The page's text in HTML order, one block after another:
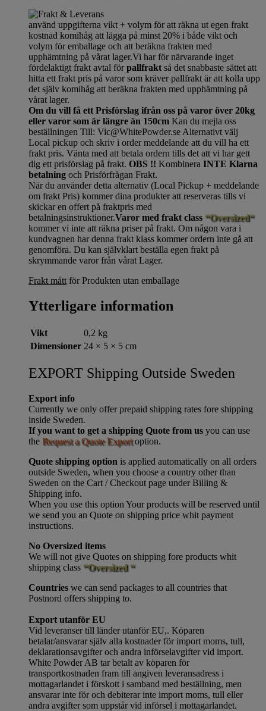
använd uppgifterna vikt + volym för att räkna ut egen frakt
kostnad komihåg att lägga på minst 20% i både vikt och
volym för emballage och att beräkna frakten med
upphämtning på vårat lager.Vi har för närvarande inget
fördelaktigt frakt avtal förpallfrakt så det snabbaste sättet att
hitta ett frakt pris på varor som kräver pallfrakt är att kolla upp
det själv komihåg att beräkna frakten med upphämtning på
vårat lager.
Om du vill få ett Prisförslag ifrån oss på varor över 20kg
eller varor som är längre än 150cm Kan du mejla oss
beställningen Till: Vic@WhitePowder.se Alternativt välj
Local pickup och skriv i order meddelande att du vill ha ett
frakt pris. Vänta med att betala ordern tills det att vi har gett
dig ett prisförslag på frakt. OBS !! Kombinera INTE Klarna
betalning och Prisförfrågan Frakt.
När du använder detta alternativ (Local Pickup + meddelande
om frakt Pris) kommer dina produkter att reserveras tills vi
skickar en offert på fraktpris med
betalningsinstruktioner.Varor med frakt class “Oversized“
kommer vi inte att räkna priser på frakt. Om någon vara i
kundvagnen har denna frakt klass kommer ordern inte gå att
genomföra. Du kan självklart beställa egen frakt på
skrymmande varor från vårat Lager.
Frakt mått för Produkten utan emballage
Ytterligare information
Vikt
0,2 kg
Dimensioner 24 × 5 × 5 cm
EXPORT Shipping Outside Sweden
Export info
Currently we only offer prepaid shipping rates fore shipping
inside Sweden.
If you want to get a shipping Quote from us you can use
the Request a Quote Exportoption.
Quote shipping option is applied automatically on all orders
outside Sweden, when you choose a country other than
Sweden on the Cart / Checkout page under Billing &
Shipping info.
When you use this option Your products will be reserved until
we send you an Quote on shipping price whit payment
instructions.
No Oversized items
We will not give Quotes on shipping fore products whit
shipping class “Oversized “
Countries we can send packages to all countries that
Postnord offers shipping to.
Export utanför EU
Vid leveranser till länder utanför EU,. Köparen
betalar/ansvarar själv alla kostnader för import moms, tull,
deklarationsavgifter och andra införselavgifter vid import.
White Powder AB tar betalt av köparen för
transportkostnaden fram till angiven leveransadress i
mottagarlandet i förskott i samband med beställning, men
ansvarar inte för och debiterar inte import moms, tull eller
andra avgifter som uppstår vid införsel i mottagarlandet.